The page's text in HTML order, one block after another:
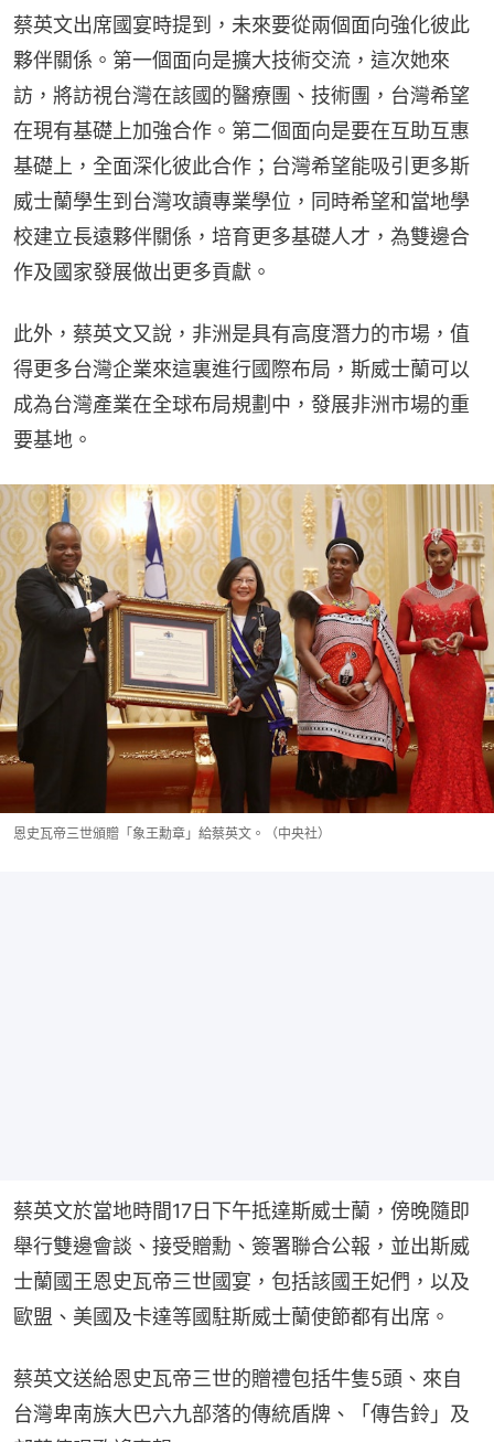
蔡英文出席國宴時提到，未來要從兩個面向強化彼此
夥伴關係。第一個面向是擴大技術交流，這次她來
訪，將訪視台灣在該國的醫療團、技術團，台灣希望
在現有基礎上加強合作。第二個面向是要在互助互惠
基礎上，全面深化彼此合作；台灣希望能吸引更多斯
威士蘭學生到台灣攻讀專業學位，同時希望和當地學
校建立長遠夥伴關係，培育更多基礎人才，為雙邊合
作及國家發展做出更多貢獻。
此外，蔡英文又說，非洲是具有高度潛力的市場，值
得更多台灣企業來這裏進行國際布局，斯威士蘭可以
成為台灣產業在全球布局規劃中，發展非洲市場的重
要基地。
恩史瓦帝三世頒贈「象王勳章」給蔡英文。（中央社）
蔡英文於當地時間17日下午抵達斯威士蘭，傍晚隨即
舉行雙邊會談、接受贈勳、簽署聯合公報，並出斯威
士蘭國王恩史瓦帝三世國宴，包括該國王妃們，以及
歐盟、美國及卡達等國駐斯威士蘭使節都有出席。
蔡英文送給恩史瓦帝三世的贈禮包括牛隻5頭、來自
台灣卑南族大巴六九部落的傳統盾牌、「傳告鈴」及